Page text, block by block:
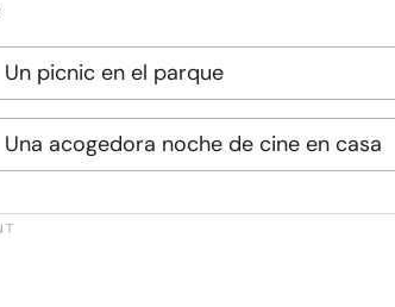
Un picnic en el parque
Una acogedora noche de cine en casa